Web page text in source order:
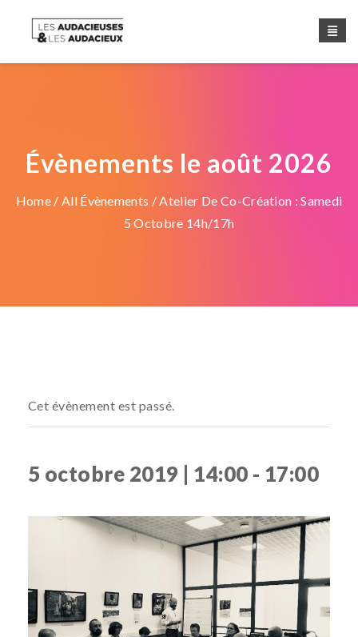
Évènements le août 2026
Home/ All Évènements / Atelier De Co-Création : Samedi
5 Octobre 14h/17h
Cet évènement est passé.
5 octobre 2019 | 14:00 - 17:00